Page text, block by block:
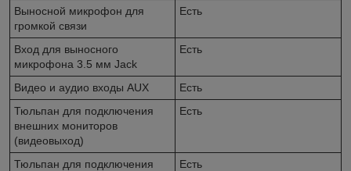
Выносной микрофон для
громкой связи
Есть
Вход для выносного
микрофона 3.5 мм Jack
Есть
Видео и аудио входы AUX
Есть
Тюльпан для подключения
внешних мониторов
(видеовыход)
Есть
Тюльпан для подключения
Есть